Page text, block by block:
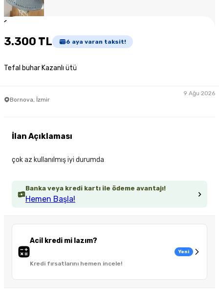
1
3.300 TL 6 aya varan taksit!
Tefal buhar Kazanlı ütü
Bornova, İzmir
9 Ağu 2026
Banka veya kredi kartı ile ödeme avantajı!
Hemen Başla!
Acil kredi mi lazım?
Kredi fırsatlarını hemen incele!
Yeni
İlan Açıklaması
çok az kullanılmış iyi durumda